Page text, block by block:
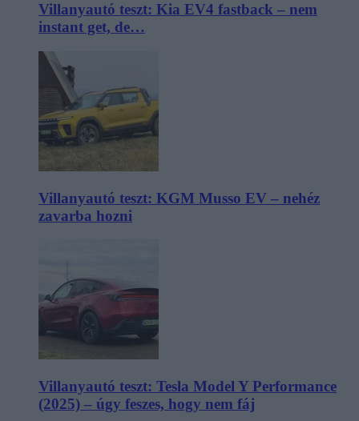
Villanyautó teszt: Kia EV4 fastback – nem
instant get, de…
Villanyautó teszt: KGM Musso EV – nehéz
zavarba hozni
Villanyautó teszt: Tesla Model Y Performance
(2025) – úgy feszes, hogy nem fáj